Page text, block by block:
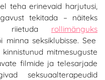
teha erinevaid harjutusi,
tekitada – näiteks
riietuda rollimänguks
minna seksiklubisse. See
mitmesuguste
filmide ja telesarjade
seksuaalterapeudid